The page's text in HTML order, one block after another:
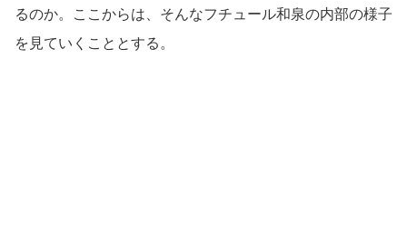
るのか。ここからは、そんなフチュール和泉の内部の様子
を見ていくこととする。